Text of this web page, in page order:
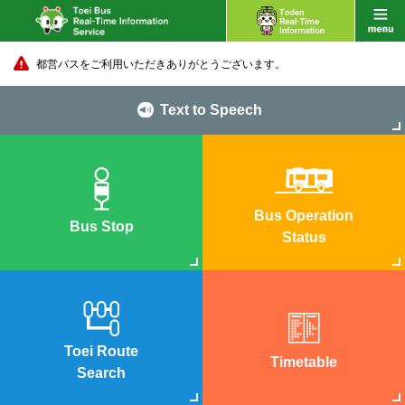
都営バスをご利用いただきありがとうございます。
Text to Speech
Bus Stop
Bus Operation
Status
Toei Route
Search
Timetable